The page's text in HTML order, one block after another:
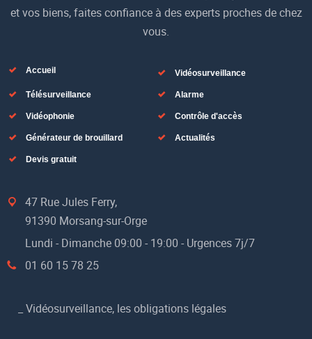
et vos biens, faites confiance à des experts proches de chez
vous.
Accueil Vidéosurveillance
Télésurveillance Alarme
Vidéophonie Contrôle d'accès
Générateur de brouillard Actualités
Devis gratuit
47 Rue Jules Ferry,
91390 Morsang-sur-Orge
Lundi - Dimanche 09:00 - 19:00 - Urgences 7j/7
01 60 15 78 25
Vidéosurveillance, les obligations légales